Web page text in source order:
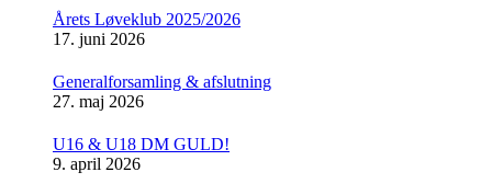
Årets Løveklub 2025/2026
17. juni 2026
Generalforsamling & afslutning
27. maj 2026
U16 & U18 DM GULD!
9. april 2026